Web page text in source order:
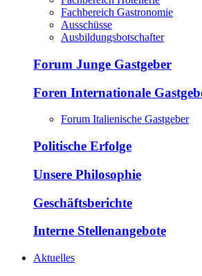
Fachbereich Gastronomie
Ausschüsse
Ausbildungsbotschafter
Forum Junge Gastgeber
Foren Internationale
Forum Italienische Gastgeber
Politische Erfolge
Unsere Philosophie
Geschäftsberichte
Interne Stellenangebote
Aktuelles